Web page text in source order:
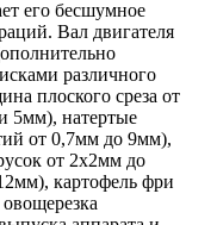
его бесшумное
Вал двигателя
различного
плоского среза от
5мм), натертые
от 0,7мм до 9мм),
от 2х2мм до
картофель фри